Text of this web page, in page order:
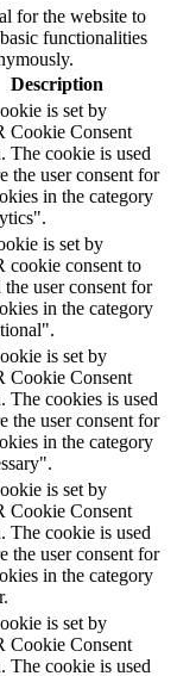
for the website to
functionalities
Description
is set by
Cookie Consent
The cookie is used
the user consent for
in the category
is set by
cookie consent to
the user consent for
in the category
is set by
Cookie Consent
The cookies is used
the user consent for
in the category
is set by
Cookie Consent
The cookie is used
the user consent for
in the category
is set by
Cookie Consent
The cookie is used